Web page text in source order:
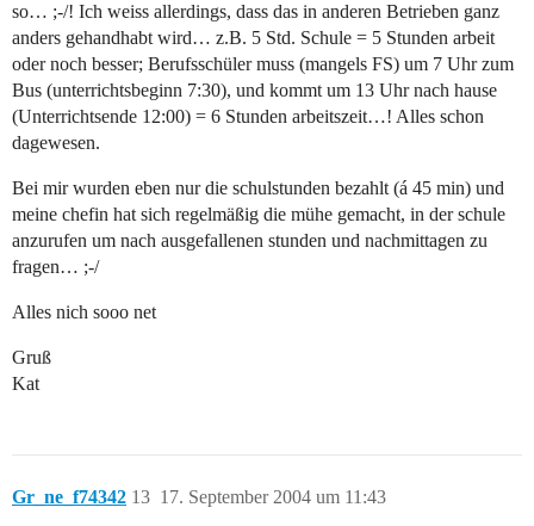
so… ;-/! Ich weiss allerdings, dass das in anderen Betrieben ganz
anders gehandhabt wird… z.B. 5 Std. Schule = 5 Stunden arbeit
oder noch besser; Berufsschüler muss (mangels FS) um 7 Uhr zum
Bus (unterrichtsbeginn 7:30), und kommt um 13 Uhr nach hause
(Unterrichtsende 12:00) = 6 Stunden arbeitszeit…! Alles schon
dagewesen.
Bei mir wurden eben nur die schulstunden bezahlt (á 45 min) und
meine chefin hat sich regelmäßig die mühe gemacht, in der schule
anzurufen um nach ausgefallenen stunden und nachmittagen zu
fragen… ;-/
Alles nich sooo net
Gruß
Kat
Gr_ne_f74342 17. September 2004 um 11:43
13